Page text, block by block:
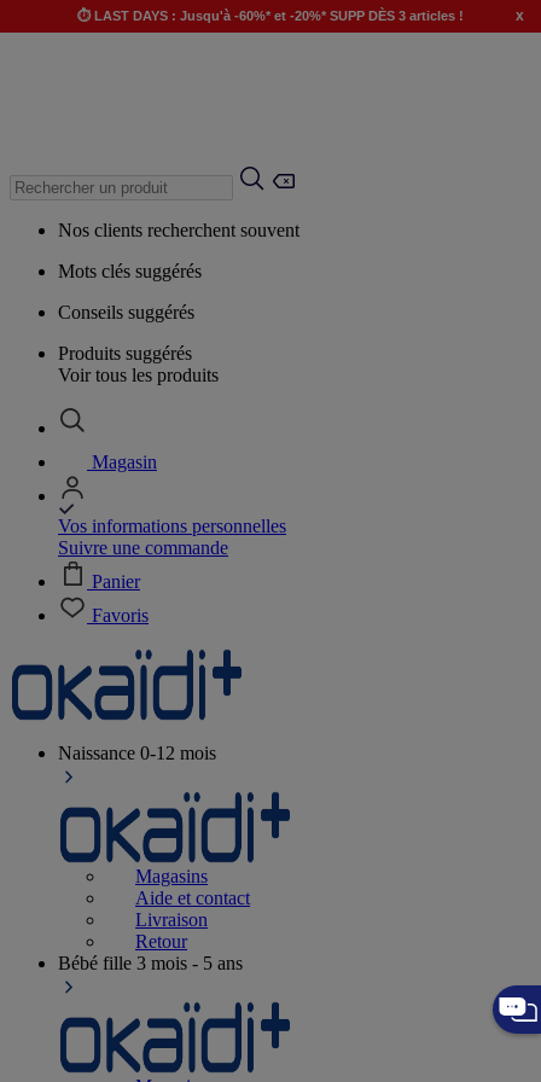
⏱️ LAST DAYS : Jusqu'à -60%* et -20%* SUPP DÈS 3 articles ! x
Nos clients recherchent souvent
Mots clés suggérés
Conseils suggérés
Produits suggérés
Voir tous les produits
Magasin
Vos informations personnelles
Suivre une commande
Panier
Favoris
Naissance 0-12 mois
Magasins
Aide et contact
Livraison
Retour
Bébé fille 3 mois - 5 ans